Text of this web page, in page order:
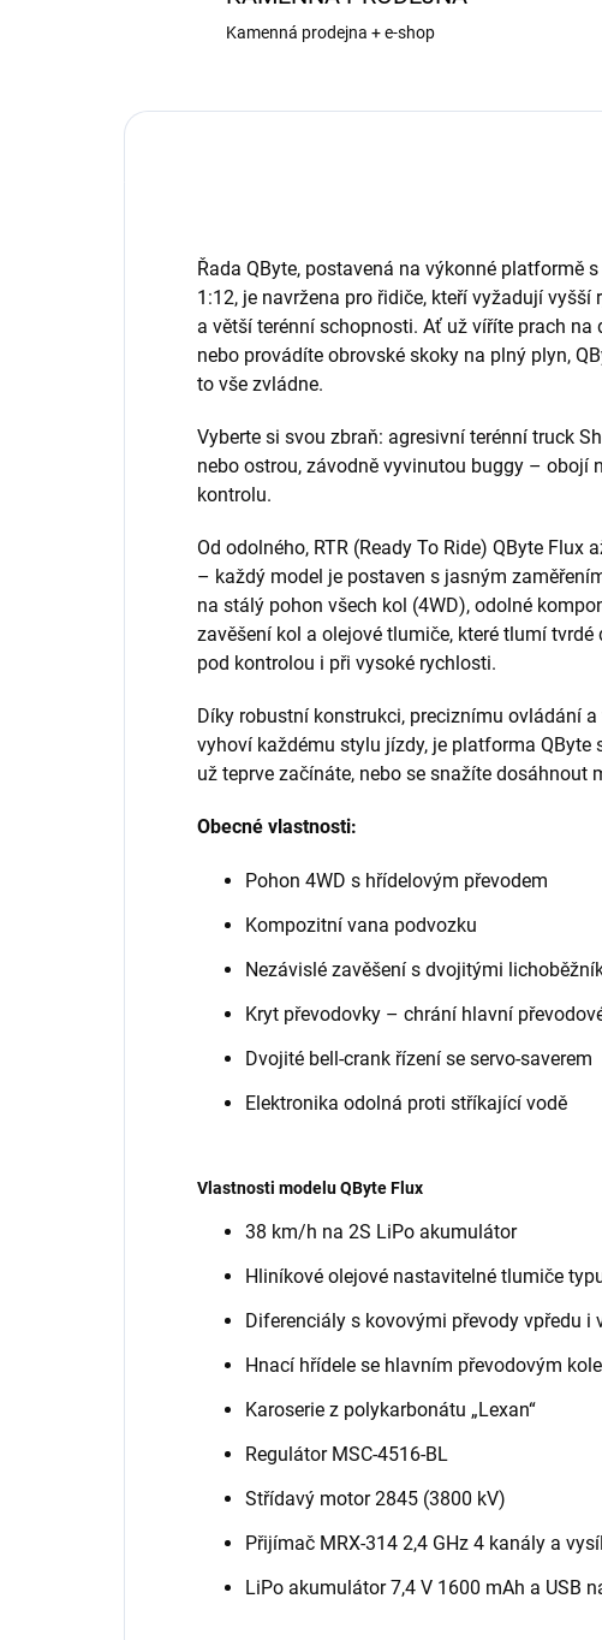
Kamenná prodejna + e-shop
Řada QByte, postavená na výkonné platformě
1:12, je navržena pro řidiče, kteří vyžadují
a větší terénní schopnosti. Ať už víříte prach na
nebo provádíte obrovské skoky na plný plyn,
to vše zvládne.
Vyberte si svou zbraň: agresivní terénní truck
nebo ostrou, závodně vyvinutou buggy – obojí
kontrolu.
Od odolného, RTR (Ready To Ride) QByte Flux
– každý model je postaven s jasným
na stálý pohon všech kol (4WD), odolné
zavěšení kol a olejové tlumiče, které tlumí
pod kontrolou i při vysoké rychlosti.
Díky robustní konstrukci, preciznímu ovládání
vyhoví každému stylu jízdy, je platforma QByte
už teprve začínáte, nebo se snažíte dosáhnout
Obecné vlastnosti:
Pohon 4WD s hřídelovým převodem
Kompozitní vana podvozku
Nezávislé zavěšení s dvojitými
Kryt převodovky – chrání hlavní
Dvojité bell-crank řízení se servo-saverem
Elektronika odolná proti stříkající vodě
Vlastnosti modelu QByte Flux
38 km/h na 2S LiPo akumulátor
Hliníkové olejové nastavitelné tlumiče
Diferenciály s kovovými převody vpředu i
Hnací hřídele se hlavním převodovým
Karoserie z polykarbonátu „Lexan“
Regulátor MSC-4516-BL
Střídavý motor 2845 (3800 kV)
Přijímač MRX-314 2,4 GHz 4 kanály a
LiPo akumulátor 7,4 V 1600 mAh a USB